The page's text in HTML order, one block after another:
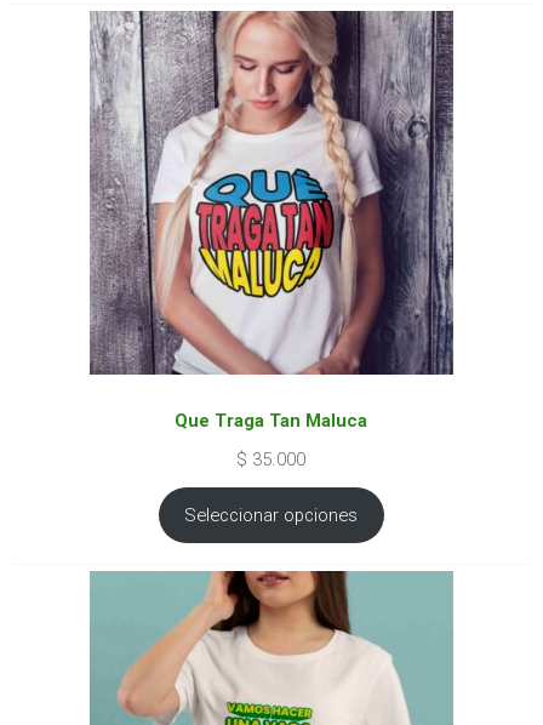
Que Traga Tan Maluca
$ 35.000
Seleccionar opciones